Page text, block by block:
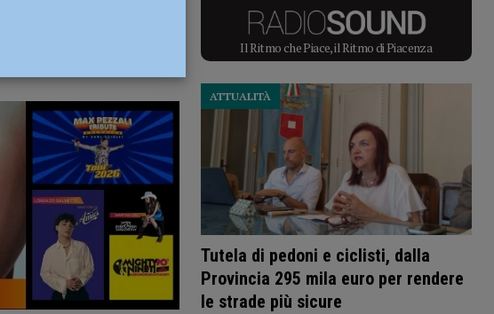
Il Ritmo che Piace, il Ritmo di Piacenza
Tutela di pedoni e ciclisti, dalla
Provincia 295 mila euro per rendere
le strade più sicure
ATTUALITÀ